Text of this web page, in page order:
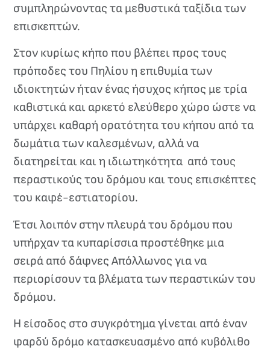
συμπληρώνοντας τα μεθυστικά ταξίδια των
επισκεπτών.
Στον κυρίως κήπο που βλέπει προς τους
πρόποδες του Πηλίου η επιθυμία των
ιδιοκτητών ήταν ένας ήσυχος κήπος με τρία
καθιστικά και αρκετό ελεύθερο χώρο ώστε να
υπάρχει καθαρή ορατότητα του κήπου από τα
δωμάτια των καλεσμένων, αλλά να
διατηρείται και η ιδιωτηκότητα από τους
περαστικούς του δρόμου και τους επισκέπτες
του καφέ-εστιατορίου.
Έτσι λοιπόν στην πλευρά του δρόμου που
υπήρχαν τα κυπαρίσσια προστέθηκε μια
σειρά από δάφνες Απόλλωνος για να
περιορίσουν τα βλέματα των περαστικών του
δρόμου.
Η είσοδος στο συγκρότημα γίνεται από έναν
φαρδύ δρόμο κατασκευασμένο από κυβόλιθο